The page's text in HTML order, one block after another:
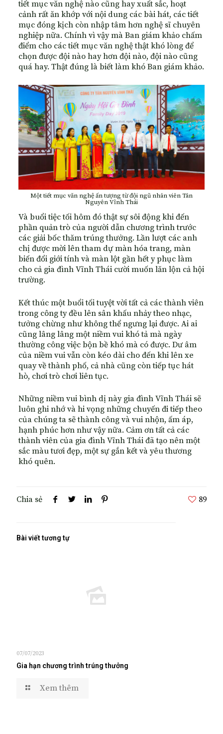
tiết mục văn nghệ nào cũng hay xuất sắc, hoạt
cảnh rất ăn khớp với nội dung các bài hát, các tiết
mục đóng kịch còn nhập tâm hơn nghệ sĩ chuyên
nghiệp nữa. Chính vì vậy mà Ban giám khảo chấm
điểm cho các tiết mục văn nghệ thật khó lòng để
chọn được đội nào hay hơn đội nào, đội nào cũng
quá hay. Thật đúng là biết làm khó Ban giám khảo.
Một tiết mục văn nghệ ấn tượng từ đội ngũ nhân viên Tân
Nguyên Vĩnh Thái
Và buổi tiệc tối hôm đó thật sự sôi động khi đến
phần quản trò của người dẫn chương trình trước
các giải bốc thăm trúng thưởng. Lần lượt các anh
chị được mời lên tham dự màn hóa trang, màn
biến đổi giới tính và màn lột gần hết y phục làm
cho cả gia đình Vĩnh Thái cười muốn lăn lộn cả hội
trường.
Kết thúc một buổi tối tuyệt vời tất cả các thành viên
trong công ty đều lên sân khấu nhảy theo nhạc,
tưởng chừng như không thể ngưng lại được. Ai ai
cũng lâng lâng một niềm vui khó tả mà ngày
thường công việc bộn bề khó mà có được. Dư âm
của niềm vui vẫn còn kéo dài cho đến khi lên xe
quay về thành phố, cả nhà cũng còn tiếp tục hát
hò, chơi trò chơi liên tục.
Những niềm vui bình dị này gia đình Vĩnh Thái sẽ
luôn ghi nhớ và hi vọng những chuyến đi tiếp theo
của chúng ta sẽ thành công và vui nhộn, ấm áp,
hạnh phúc hơn như vậy nữa. Cảm ơn tất cả các
thành viên của gia đình Vĩnh Thái đã tạo nên một
sắc màu tươi đẹp, một sự gắn kết và yêu thương
khó quên.
Chia sẻ 89
Bài viết tương tự
07/07/2023
Gia hạn chương trình trúng thưởng
Xem thêm